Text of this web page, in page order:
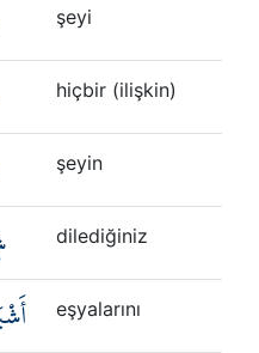
şeyi
hiçbir (ilişkin)
şeyin
dilediğiniz
eşyalarını